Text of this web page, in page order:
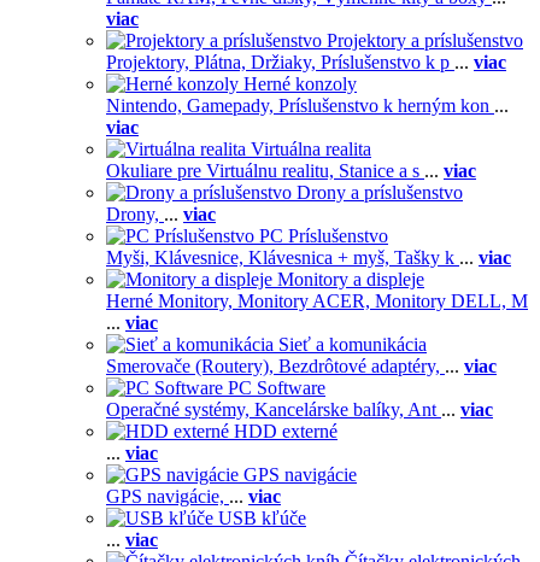
viac
Projektory a príslušenstvo
Projektory, Plátna, Držiaky, Príslušenstvo k p ... viac
Herné konzoly
Nintendo, Gamepady, Príslušenstvo k herným kon ...
viac
Virtuálna realita
Okuliare pre Virtuálnu realitu, Stanice a s ... viac
Drony a príslušenstvo
Drony, ... viac
PC Príslušenstvo
Myši, Klávesnice, Klávesnica + myš, Tašky k ... viac
Monitory a displeje
Herné Monitory, Monitory ACER, Monitory DELL, M
... viac
Sieť a komunikácia
Smerovače (Routery), Bezdrôtové adaptéry, ... viac
PC Software
Operačné systémy, Kancelárske balíky, Ant ... viac
HDD externé
... viac
GPS navigácie
GPS navigácie, ... viac
USB kľúče
... viac